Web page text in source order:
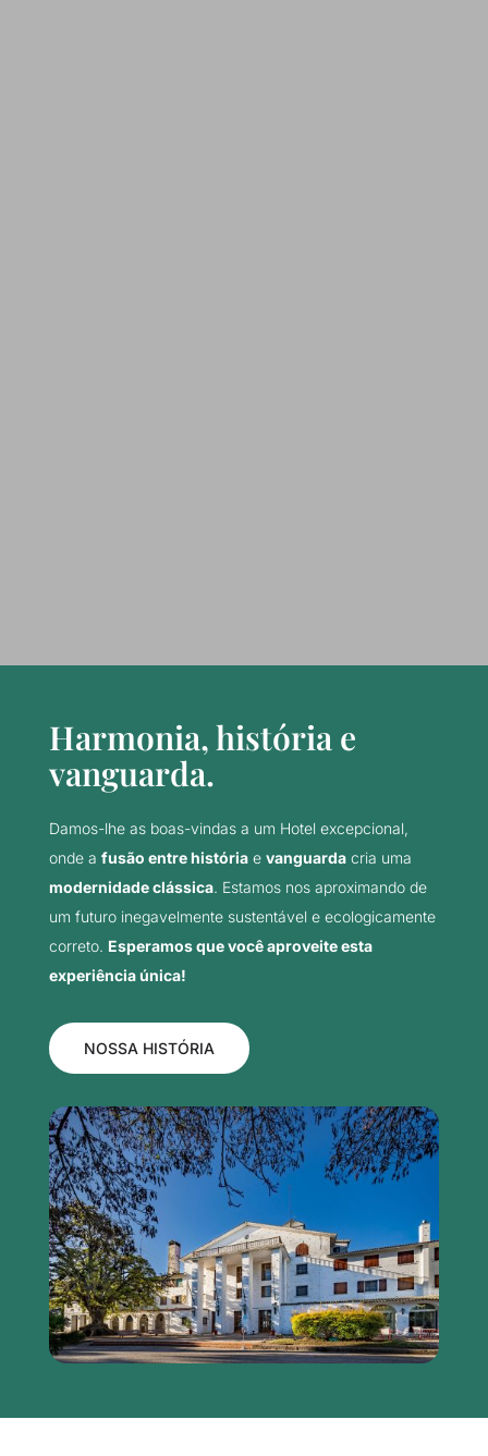
Harmonia, história e
vanguarda.
Damos-lhe as boas-vindas a um Hotel excepcional,
onde a fusão entre históriae vanguardacria uma
modernidade clássica. Estamos nos aproximando de
um futuro inegavelmente sustentável e ecologicamente
correto. Esperamos que você aproveite esta
experiência única!
NOSSA HISTÓRIA